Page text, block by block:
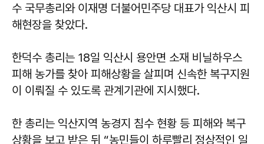
수 국무총리와 이재명 더불어민주당 대표가 익산시 피
해현장을 찾았다.
한덕수 총리는 18일 익산시 용안면 소재 비닐하우스
피해 농가를 찾아 피해상황을 살피며 신속한 복구지원
이 이뤄질 수 있도록 관계기관에 지시했다.
한 총리는 익산지역 농경지 침수 현황 등 피해와 복구
상황을 보고 받은 뒤 “농민들이 하루빨리 정상적인 일